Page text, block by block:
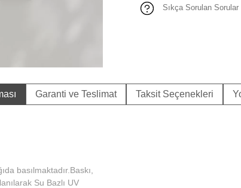
Sıkça Sorulan Sorular
Garanti ve Teslimat Taksit Seçenekleri
basılmaktadır.Baskı,
Su Bazlı UV